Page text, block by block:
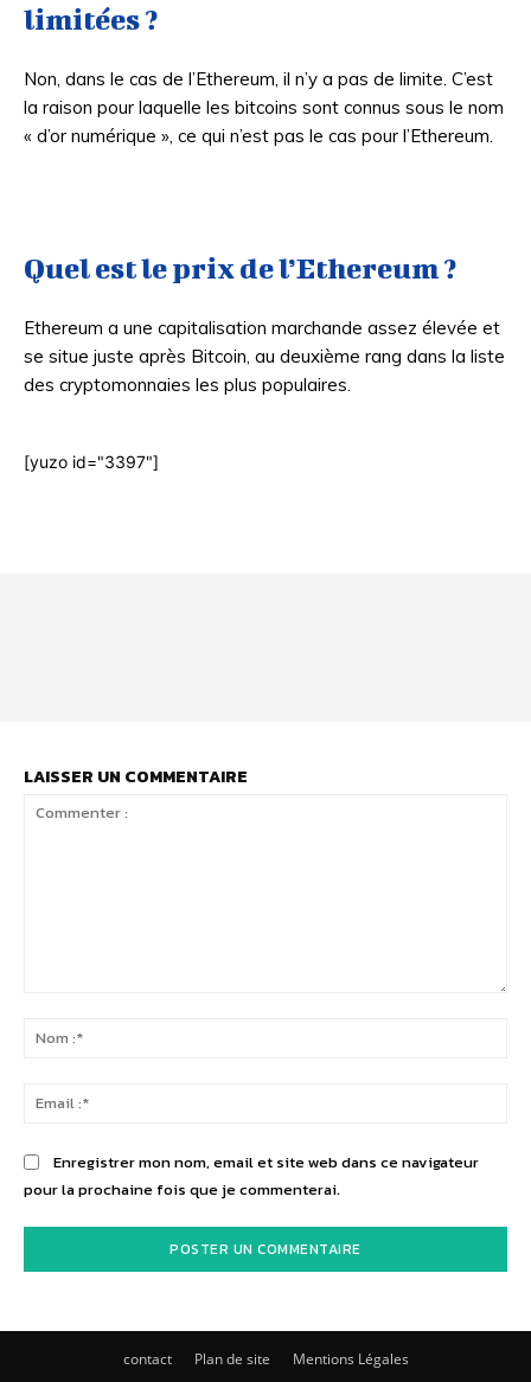
limitées ?
Non, dans le cas de l’Ethereum, il n’y a pas de limite. C’est
la raison pour laquelle les bitcoins sont connus sous le nom
« d’or numérique », ce qui n’est pas le cas pour l’Ethereum.
Quel est le prix de l’Ethereum ?
Ethereum a une capitalisation marchande assez élevée et
se situe juste après Bitcoin, au deuxième rang dans la liste
des cryptomonnaies les plus populaires.
[yuzo id="3397"]
LAISSER UN COMMENTAIRE
Enregistrer mon nom, email et site web dans ce navigateur
pour la prochaine fois que je commenterai.
contact Plan de site Mentions Légales